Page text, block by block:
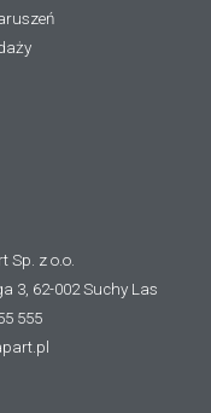
Sp. z o.o.
3, 62-002 Suchy Las
555